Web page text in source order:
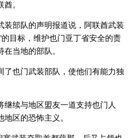
。
部队的声明报道说，阿联酋武装
目标，维护也门亚丁省安全的责
当地的部队。
也门武装部队，使他们有能力独
续与地区盟友一道支持也门人
区的恐怖主义。